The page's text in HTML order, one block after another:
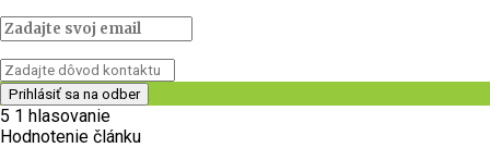
5 1 hlasovanie
Hodnotenie článku